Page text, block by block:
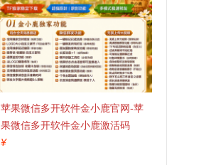
苹果微信多开软件金小鹿官网-苹
果微信多开软件金小鹿激活码
¥